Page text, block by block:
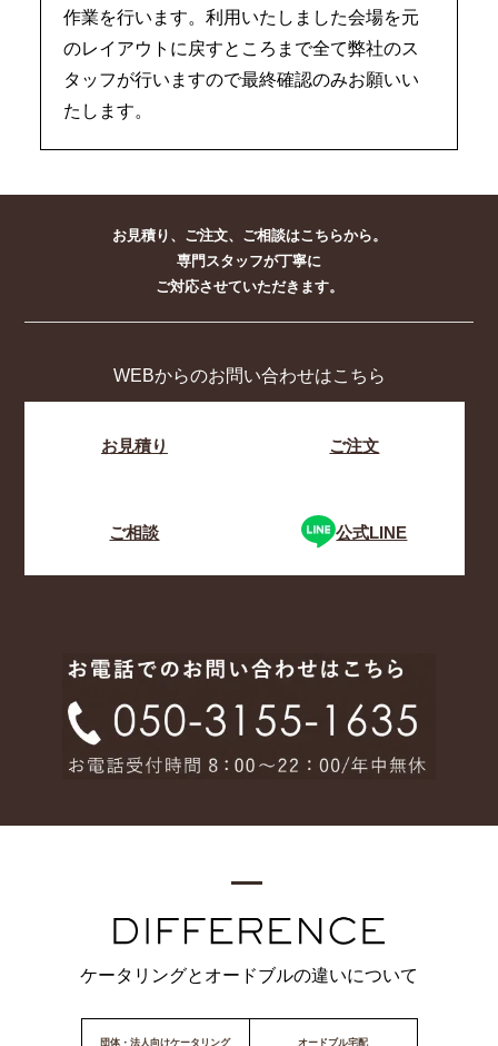
作業を行います。利用いたしました会場を元
のレイアウトに戻すところまで全て弊社のス
タッフが行いますので最終確認のみお願いい
たします。
お見積り、ご注文、ご相談はこちらから。
専門スタッフが丁寧に
ご対応させていただきます。
WEBからのお問い合わせはこちら
お見積り ご注文
ご相談 公式LINE
ケータリングとオードブルの違いについて
団体・法人向けケータリング オードブル宅配